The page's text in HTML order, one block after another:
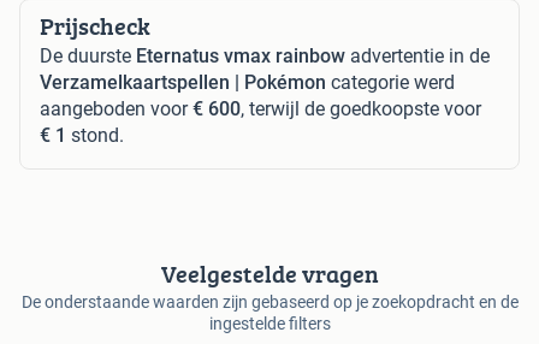
Prijscheck
De duurste Eternatus vmax rainbow advertentie in de
Verzamelkaartspellen | Pokémon categorie werd
aangeboden voor€ 600, terwijl de goedkoopste voor
€ 1 stond.
Veelgestelde vragen
De onderstaande waarden zijn gebaseerd op je zoekopdracht en de
ingestelde filters